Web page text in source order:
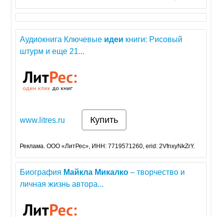
Аудиокнига Ключевые идеи книги: Рисовый
штурм и еще 21...
www.litres.ru Купить
Реклама. ООО «ЛитРес», ИНН: 7719571260, erid: 2VfnxyNkZrY.
Биография Майкла Микалко – творчество и
личная жизнь автора...